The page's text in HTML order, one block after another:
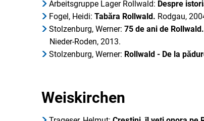
Arbeitsgruppe Lager Rollwald: Despre
Fogel, Heidi:Tabăra Rollwald. Rodgau,
Stolzenburg, Werner:75 de ani de Rollwald.
Nieder-Roden, 2013.
Stolzenburg, Werner: Rollwald - De la
Weiskirchen